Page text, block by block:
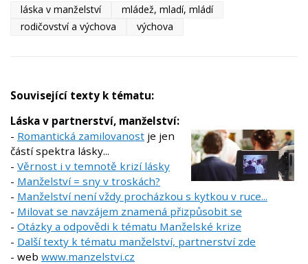
láska v manželství
mládež, mladí, mládí
rodičovství a výchova
výchova
Související texty k tématu:
Láska v partnerství, manželství:
- Romantická zamilovanost je jen
částí spektra lásky...
- Věrnost i v temnotě krizí lásky
- Manželství = sny v troskách?
- Manželství není vždy procházkou s kytkou v ruce...
- Milovat se navzájem znamená přizpůsobit se
- Otázky a odpovědi k tématu Manželské krize
- Další texty k tématu manželství, partnerství zde
- web www.manzelstvi.cz